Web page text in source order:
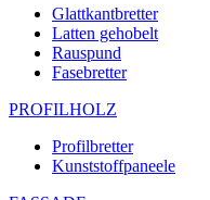
Glattkantbretter
Latten gehobelt
Rauspund
Fasebretter
PROFILHOLZ
Profilbretter
Kunststoffpaneele